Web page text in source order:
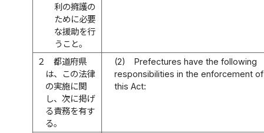
利の擁護の
ために必要
な援助を行
うこと。
２
都道府県
は、この法律
の実施に関
し、次に掲げ
る責務を有す
る。
(2)
Prefectures have the following
responsibilities in the enforcement of
this Act: